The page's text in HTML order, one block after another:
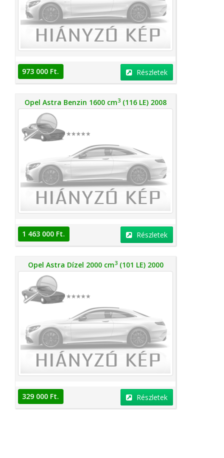
973 000 Ft. Részletek
Opel Astra Benzin 1600 cm3 (116 LE) 2008
1 463 000 Ft. Részletek
Opel Astra Dízel 2000 cm3(101 LE) 2000
329 000 Ft. Részletek